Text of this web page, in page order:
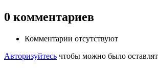
0 комментариев
Комментарии отсутствуют
Авторизуйтесь чтобы можно было